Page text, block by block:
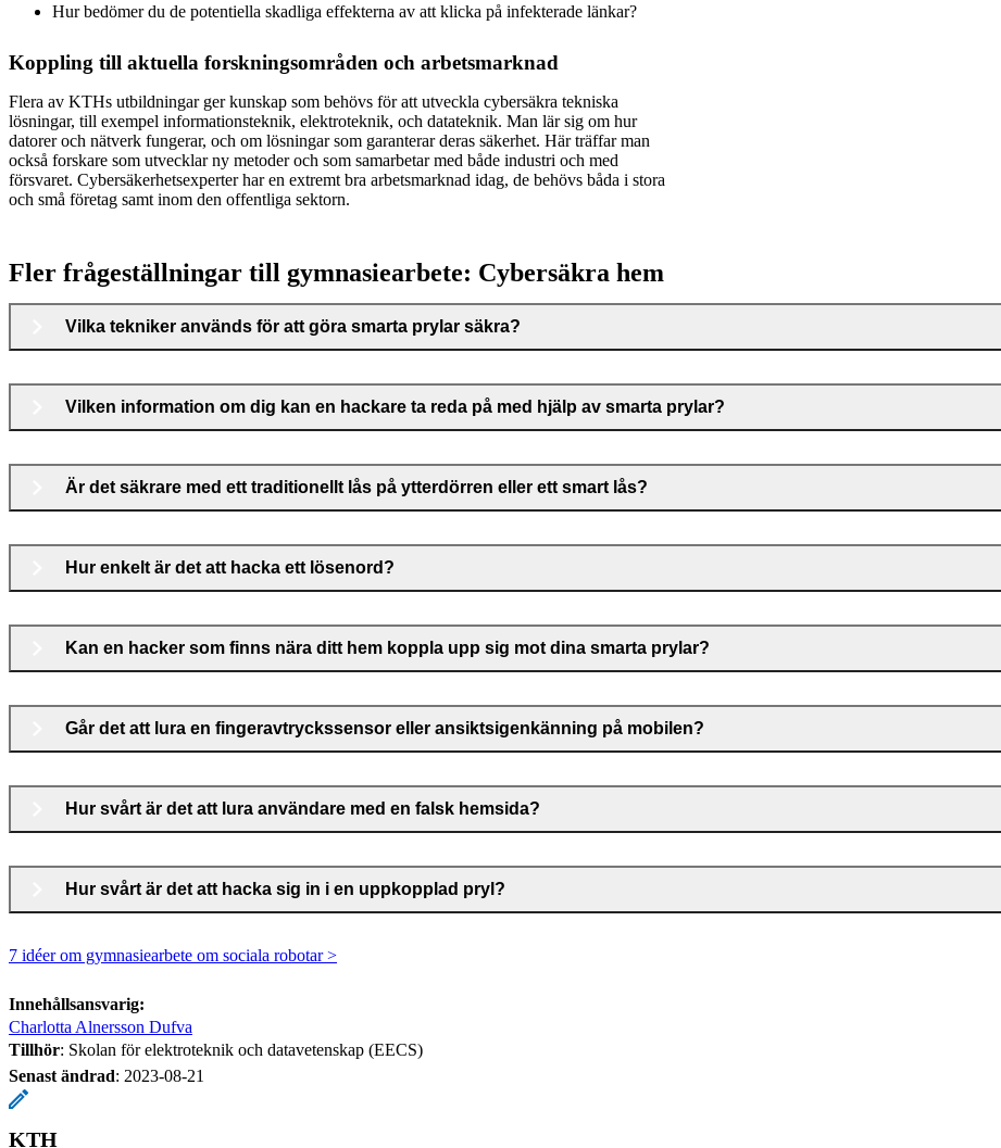
Hur bedömer du de potentiella skadliga effekterna av att klicka på infekterade länkar?
Koppling till aktuella forskningsområden och arbetsmarknad
Flera av KTHs utbildningar ger kunskap som behövs för att utveckla cybersäkra tekniska
lösningar, till exempel informationsteknik, elektroteknik, och datateknik. Man lär sig om hur
datorer och nätverk fungerar, och om lösningar som garanterar deras säkerhet. Här träffar man
också forskare som utvecklar ny metoder och som samarbetar med både industri och med
försvaret. Cybersäkerhetsexperter har en extremt bra arbetsmarknad idag, de behövs båda i stora
och små företag samt inom den offentliga sektorn.
Fler frågeställningar till gymnasiearbete: Cybersäkra hem
Vilka tekniker används för att göra smarta prylar säkra?
Vilken information om dig kan en hackare ta reda på med hjälp av smarta prylar?
Är det säkrare med ett traditionellt lås på ytterdörren eller ett smart lås?
Hur enkelt är det att hacka ett lösenord?
Kan en hacker som finns nära ditt hem koppla upp sig mot dina smarta prylar?
Går det att lura en fingeravtryckssensor eller ansiktsigenkänning på mobilen?
Hur svårt är det att lura användare med en falsk hemsida?
Hur svårt är det att hacka sig in i en uppkopplad pryl?
7 idéer om gymnasiearbete om sociala robotar >
Innehållsansvarig:
Charlotta Alnersson Dufva
Tillhör: Skolan för elektroteknik och datavetenskap (EECS)
Senast ändrad: 2023-08-21
KTH